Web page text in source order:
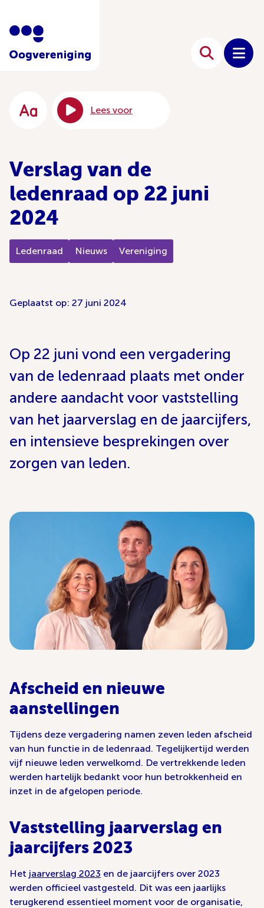
Lees voor
Verslag van de
ledenraad op 22 juni
2024
Ledenraad Nieuws Vereniging
Geplaatst op: 27 juni 2024
Op 22 juni vond een vergadering
van de ledenraad plaats met onder
andere aandacht voor vaststelling
van het jaarverslag en de jaarcijfers,
en intensieve besprekingen over
zorgen van leden.
Afscheid en nieuwe
aanstellingen
Tijdens deze vergadering namen zeven leden afscheid
van hun functie in de ledenraad. Tegelijkertijd werden
vijf nieuwe leden verwelkomd. De vertrekkende leden
werden hartelijk bedankt voor hun betrokkenheid en
inzet in de afgelopen periode.
Vaststelling jaarverslag en
jaarcijfers 2023
Het jaarverslag 2023 en de jaarcijfers over 2023
werden officieel vastgesteld. Dit was een jaarlijks
terugkerend essentieel moment voor de organisatie,